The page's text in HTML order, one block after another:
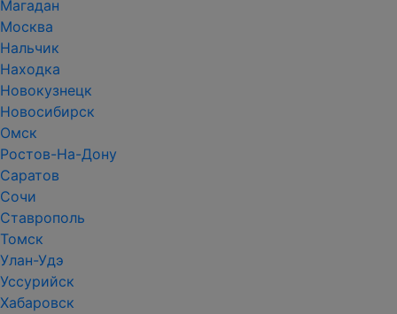
Магадан
Москва
Нальчик
Находка
Новокузнецк
Новосибирск
Омск
Ростов-На-Дону
Саратов
Сочи
Ставрополь
Томск
Улан-Удэ
Уссурийск
Хабаровск